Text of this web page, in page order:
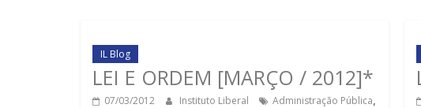
IL Blog
LEI E ORDEM [MARÇO / 2012]*
07/03/2012 Instituto Liberal Administração Pública,